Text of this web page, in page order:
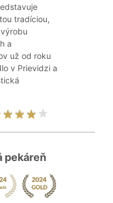
tradíciou,
a
už od roku
v Prievidzi a
pekáreň